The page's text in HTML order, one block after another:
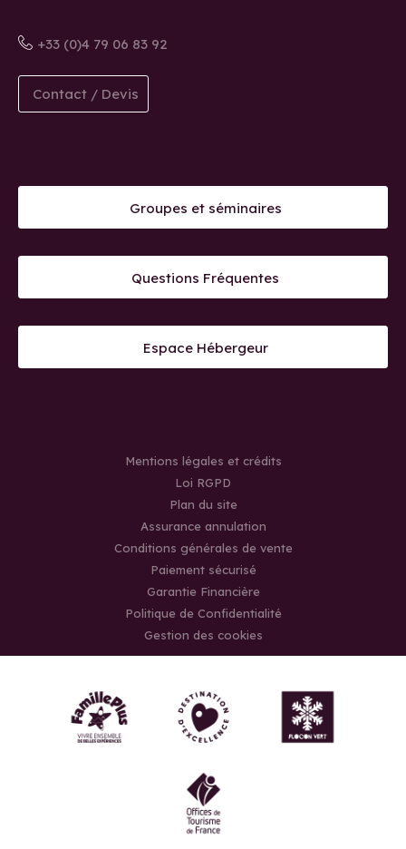
+33 (0)4 79 06 83 92
Contact / Devis
Groupes et séminaires
Questions Fréquentes
Espace Hébergeur
Mentions légales et crédits
Loi RGPD
Plan du site
Assurance annulation
Conditions générales de vente
Paiement sécurisé
Garantie Financière
Politique de Confidentialité
Gestion des cookies